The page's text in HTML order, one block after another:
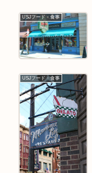
USJフード・食事
USJフード・食事